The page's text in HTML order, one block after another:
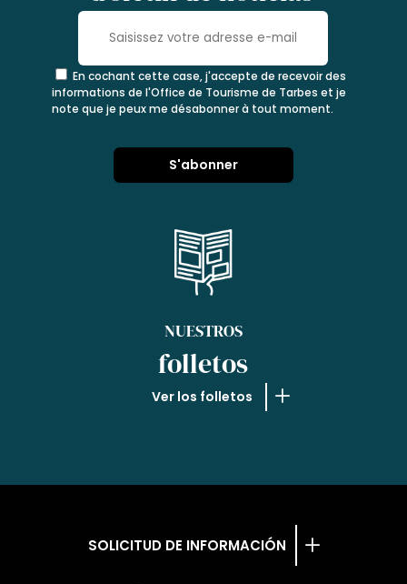
En cochant cette case, j'accepte de recevoir des
informations de l'Office de Tourisme de Tarbes et je
note que je peux me désabonner à tout moment.
NUESTROS
folletos
Ver los folletos
SOLICITUD DE INFORMACIÓN